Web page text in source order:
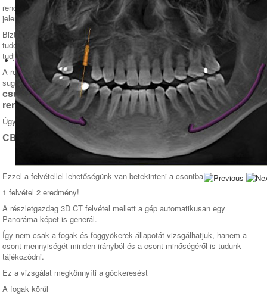
rendelőmet, ezért mostanra elértem egy olyan szintet, ami miatt ki merem
jelenteni, hogy kevés olyan probléma van, amit nem tudok megoldani.
Biztosan akad olyan is, ami kifog rajtam, de a diagnózis felállítása után
tudok kapcsolatot teremteni intézményekkel, ahol a problémát orvosolni
tudják.
A rendelőm jelenleg ( tudomásom szerint ) Pápán és annak 50 km-es
sugarú környékén a legjobban felszerelt rendelő, ami többek között
csúcstechnológiás diagnosztikai berendezésekkel
rendelkezik
Úgy, mint:
CBCT készülék
Ezzel a felvétellel lehetőségünk van betekinteni a csontba.
1 felvétel 2 eredmény!
A részletgazdag 3D CT felvétel mellett a gép automatikusan egy
Panoráma képet is generál.
Így nem csak a fogak és foggyökerek állapotát vizsgálhatjuk, hanem a
csont mennyiségét minden irányból és a csont minőségéről is tudunk
tájékozódni.
Ez a vizsgálat megkönnyíti a góckeresést
A fogak körül